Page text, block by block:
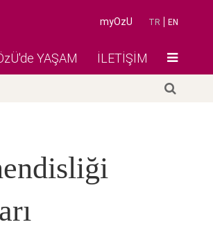
TR EN
myOzU
YAŞAM İLETİŞİM